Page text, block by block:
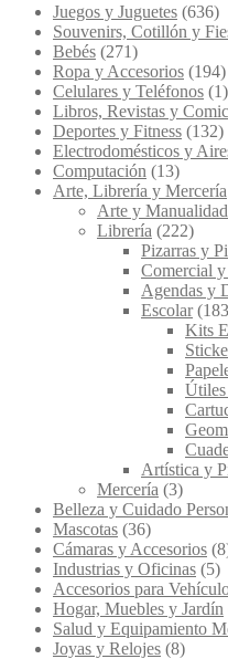
Juegos y Juguetes (636)
Souvenirs, Cotillón y
Bebés (271)
Ropa y Accesorios (194)
Celulares y Teléfonos (1)
Libros, Revistas y
Deportes y Fitness (132)
Electrodomésticos y
Computación (13)
Arte, Librería y Mercería
Arte y
Librería (222)
Pizarras y
Comercial
Agendas y
Escolar
Kits
Útiles
Artística y
Mercería (3)
Belleza y Cuidado
Mascotas (36)
Cámaras y Accesorios
Industrias y Oficinas (5)
Accesorios para
Hogar, Muebles y Jardín
Salud y Equipamiento
Joyas y Relojes (8)